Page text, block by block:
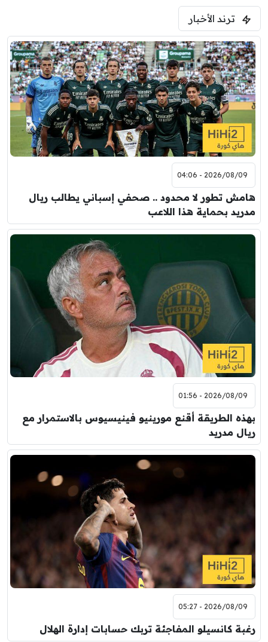
ليفربول
ترند الأخبار
2026/08/09 - 04:06
هامش تطور لا محدود .. صحفي إسباني يطالب ريال
مدريد بحماية هذا اللاعب
2026/08/09 - 01:56
بهذه الطريقة أقنع مورينيو فينيسيوس بالاستمرار مع
ريال مدريد
2026/08/09 - 05:27
رغبة كانسيلو المفاجئة تربك حسابات إدارة الهلال